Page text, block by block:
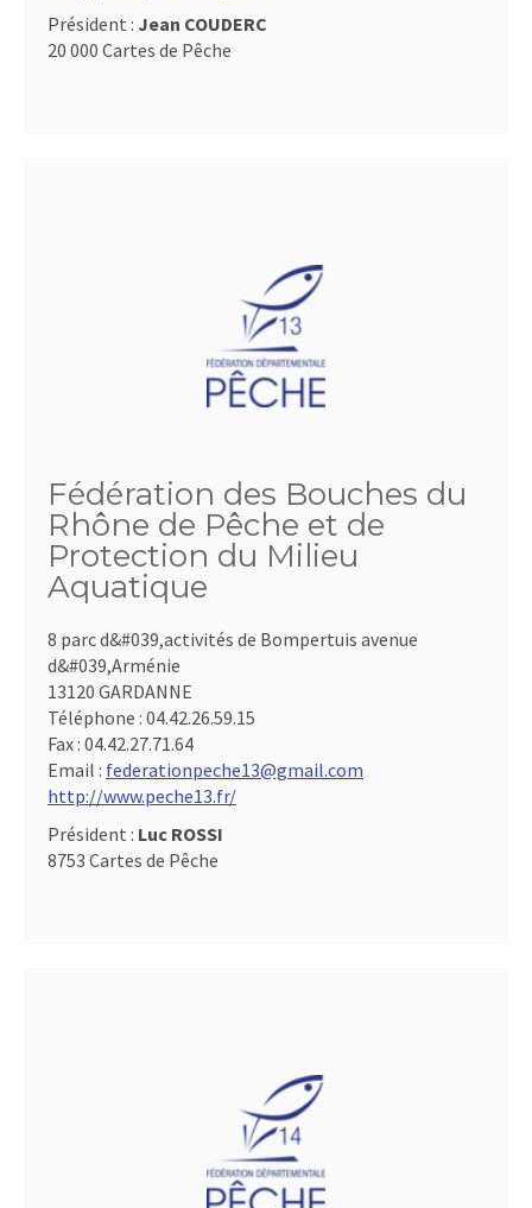
Président : Jean COUDERC
20 000 Cartes de Pêche
Fédération des Bouches du
Rhône de Pêche et de
Protection du Milieu
Aquatique
8 parc d&#039,activités de Bompertuis avenue
d&#039,Arménie
13120 GARDANNE
Téléphone : 04.42.26.59.15
Fax : 04.42.27.71.64
Email : federationpeche13@gmail.com
http://www.peche13.fr/
Président : Luc ROSSI
8753 Cartes de Pêche